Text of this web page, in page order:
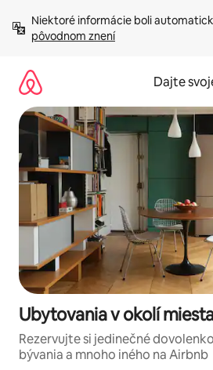
obsah.
Niektoré informácie boli
pôvodnom znení
Dajte
Ubytovania v okolí
Rezervujte si jedinečné
bývania a mnoho iného na Airbnb